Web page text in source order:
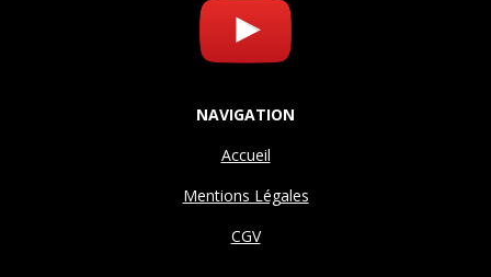
NAVIGATION
Accueil
Mentions Légales
CGV